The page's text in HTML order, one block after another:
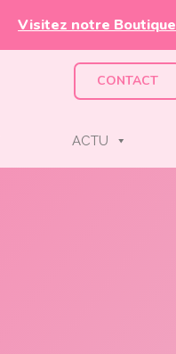
Visitez notre Boutique
CONTACT
ACTU